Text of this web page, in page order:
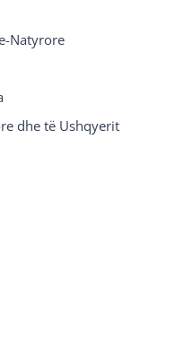
Natyrore
dhe të Ushqyerit